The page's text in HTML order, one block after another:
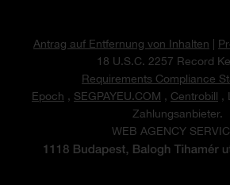
Antrag auf Entfernung von Inhalten |
18 U.S.C. 2257 Record
Requirements Compliance
Epoch , SEGPAYEU.COM , Centrobill ,
Zahlungsanbieter.
WEB AGENCY